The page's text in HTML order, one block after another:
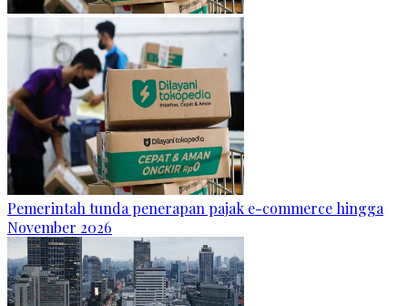
Pemerintah tunda penerapan pajak e-commerce hingga
November 2026